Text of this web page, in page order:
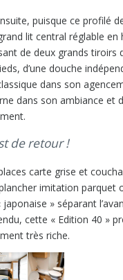
puisque ce profilé
lit central réglable en
de deux grands tiroirs
d’une douche
dans son
dans son ambiance et
de retour !
carte grise et
imitation parquet
» séparant
cette « Edition 40 »
très riche.